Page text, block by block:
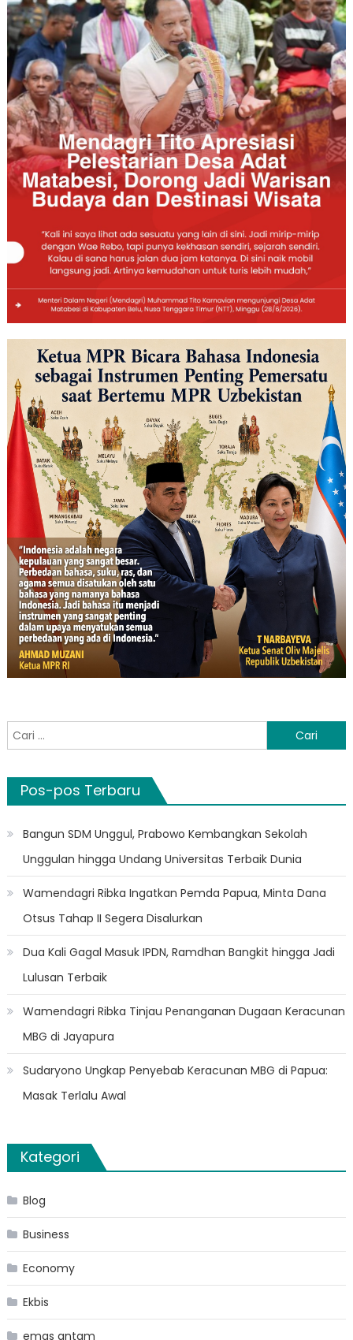
Cari
untuk:
Pos-pos Terbaru
Bangun SDM Unggul, Prabowo Kembangkan Sekolah
Unggulan hingga Undang Universitas Terbaik Dunia
Wamendagri Ribka Ingatkan Pemda Papua, Minta Dana
Otsus Tahap II Segera Disalurkan
Dua Kali Gagal Masuk IPDN, Ramdhan Bangkit hingga Jadi
Lulusan Terbaik
Wamendagri Ribka Tinjau Penanganan Dugaan Keracunan
MBG di Jayapura
Sudaryono Ungkap Penyebab Keracunan MBG di Papua:
Masak Terlalu Awal
Kategori
Blog
Business
Economy
Ekbis
emas antam